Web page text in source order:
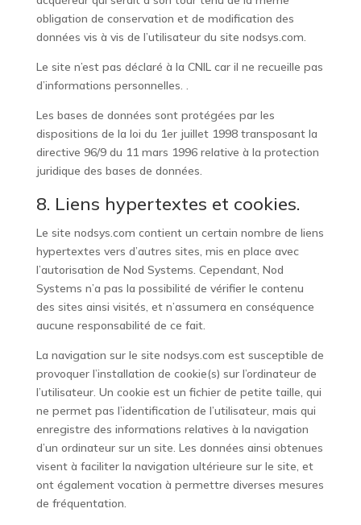
obligation de conservation et de modification des
données vis à vis de l’utilisateur du site nodsys.com.
Le site n’est pas déclaré à la CNIL car il ne recueille pas
d’informations personnelles. .
Les bases de données sont protégées par les
dispositions de la loi du 1er juillet 1998 transposant la
directive 96/9 du 11 mars 1996 relative à la protection
juridique des bases de données.
8. Liens hypertextes et cookies.
Le site nodsys.com contient un certain nombre de liens
hypertextes vers d’autres sites, mis en place avec
l’autorisation de Nod Systems. Cependant, Nod
Systems n’a pas la possibilité de vérifier le contenu
des sites ainsi visités, et n’assumera en conséquence
aucune responsabilité de ce fait.
La navigation sur le site nodsys.com est susceptible de
provoquer l’installation de cookie(s) sur l’ordinateur de
l’utilisateur. Un cookie est un fichier de petite taille, qui
ne permet pas l’identification de l’utilisateur, mais qui
enregistre des informations relatives à la navigation
d’un ordinateur sur un site. Les données ainsi obtenues
visent à faciliter la navigation ultérieure sur le site, et
ont également vocation à permettre diverses mesures
de fréquentation.